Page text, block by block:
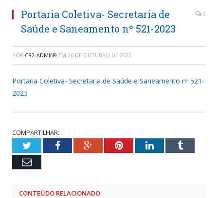
Portaria Coletiva- Secretaria de
Saúde e Saneamento nº 521-2023
0
POR CR2-ADMIN9 EM 26 DE OUTUBRO DE 2023
Portaria Coletiva- Secretaria de Saúde e Saneamento nº 521-
2023
COMPARTILHAR:
TwitterFacebookGoogle+PinterestLinkedInTumblr
Email
CONTEÚDO RELACIONADO